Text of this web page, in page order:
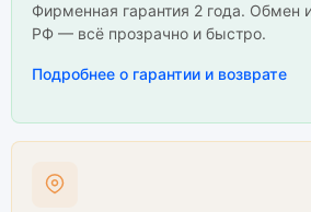
Фирменная гарантия 2 года. Обмен
РФ — всё прозрачно и быстро.
Подробнее о гарантии и возврате